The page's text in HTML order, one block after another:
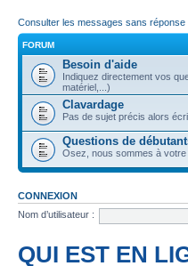
Consulter les messages sans réponse
FORUM
Besoin d'aide
Indiquez directement vos
matériel,...)
Clavardage
Pas de sujet précis alors
Questions de
Osez, nous sommes à votre
CONNEXION
Nom d’utilisateur :
QUI EST EN